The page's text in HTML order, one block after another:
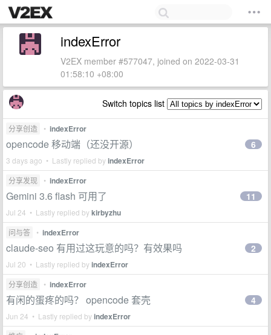
indexError
V2EX member #577047, joined on 2022-03-31
01:58:10 +08:00
Switch topics list
分享创造 • indexError
opencode 移动端（还没开源）
3 days ago • Lastly replied byindexError
6
分享发现 • indexError
Gemini 3.6 flash 可用了
Jul 24 • Lastly replied bykirbyzhu
11
问与答 • indexError
claude-seo 有用过这玩意的吗？有效果吗
Jul 20 • Lastly replied byindexError
2
分享创造 • indexError
有闲的蛋疼的吗？ opencode 套壳
Jun 24 • Lastly replied byindexError
4